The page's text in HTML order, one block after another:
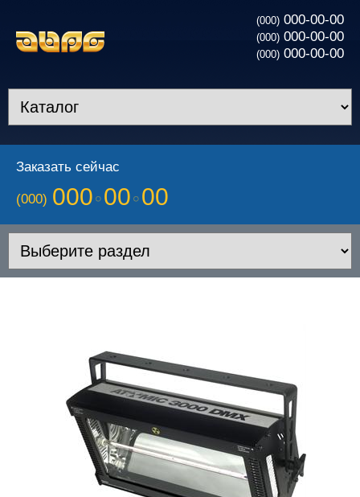
(000) 000-00-00
(000) 000-00-00
(000) 000-00-00
Заказать сейчас
(000) 000 00 00